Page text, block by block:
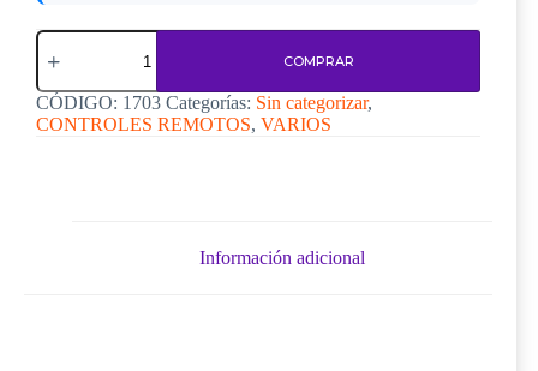
Funda
P/
Remoto
1003
COMPRAR
CÓDIGO: 1703 Categorías: Sin categorizar,
CONTROLES REMOTOS, VARIOS
Información adicional